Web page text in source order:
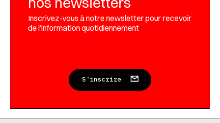
Inscrivez-vous à notre newsletter pour recevoir
de l’information quotidiennement
S'inscrire